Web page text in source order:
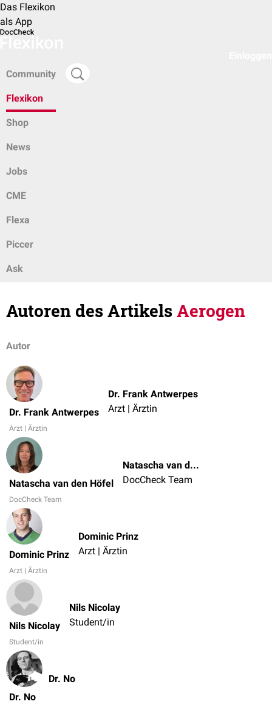
Das Flexikon
als App
Community
Flexikon
Shop
News
Jobs
CME
Flexa
Piccer
Ask
Autoren des ArtikelsAerogen
Autor
Dr. Frank Antwerpes
Arzt | Ärztin
Dr. Frank Antwerpes
Arzt | Ärztin
Natascha van den Höfel
DocCheck Team
Natascha van den Höfel
DocCheck Team
Dominic Prinz
Arzt | Ärztin
Dominic Prinz
Arzt | Ärztin
Nils Nicolay
Student/in
Nils Nicolay
Student/in
Dr. No
Dr. No